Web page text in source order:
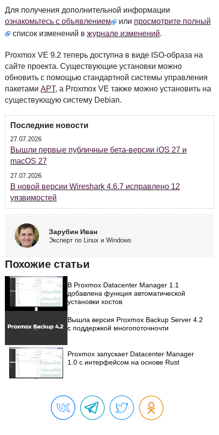
Для получения дополнительной информации
ознакомьтесь с объявлением
или просмотрите полный
список изменений в журнале изменений.
Proxmox VE 9.2 теперь доступна в виде ISO-образа на
сайте проекта. Существующие установки можно
обновить с помощью стандартной системы управления
пакетами APT, а Proxmox VE также можно установить на
существующую систему Debian.
Последние новости
27.07.2026
Вышли первые публичные бета-версии iOS 27 и
macOS 27
27.07.2026
В новой версии Wireshark 4.6.7 исправлено 12
уязвимостей
Зарубин Иван
Эксперт по Linux и Windows
Похожие статьи
В Proxmox Datacenter Manager 1.1
добавлена функция автоматической
установки хостов
Вышла версия Proxmox Backup Server 4.2
с поддержкой многопоточночти
Proxmox запускает Datacenter Manager
1.0 с интерфейсом на основе Rust